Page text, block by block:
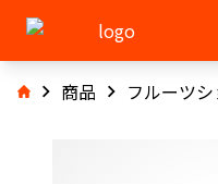
商品 フルーツ